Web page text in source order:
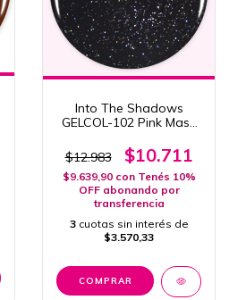
Into The Shadows
GELCOL-102 Pink Mask
Semipermanente 15ml
$12.983 $10.711
$9.639,90 con Tenés 10%
OFF abonando por
transferencia
3 cuotas sin interés de
$3.570,33